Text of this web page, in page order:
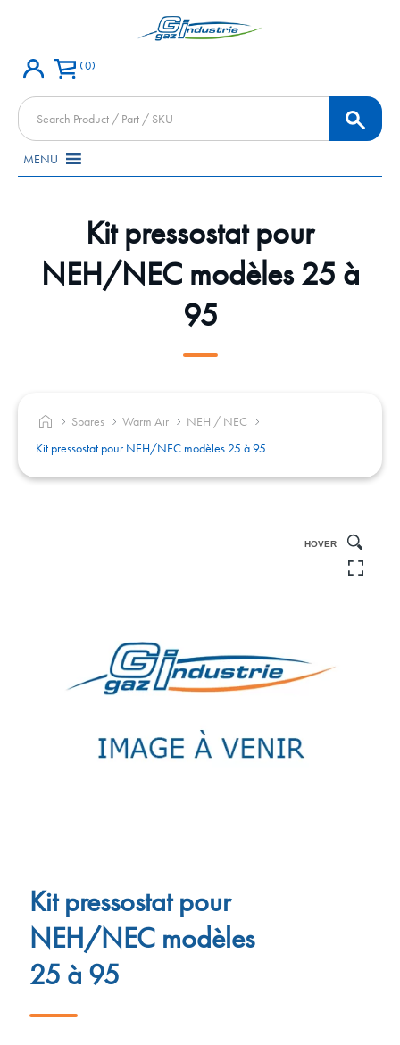
0
Products
search
MENU
Kit pressostat pour
NEH/NEC modèles 25 à
95
Spares Warm Air
NEH / NEC
Kit pressostat pour NEH/NEC modèles 25 à 95
HOVER
Kit pressostat pour
NEH/NEC modèles
25 à 95